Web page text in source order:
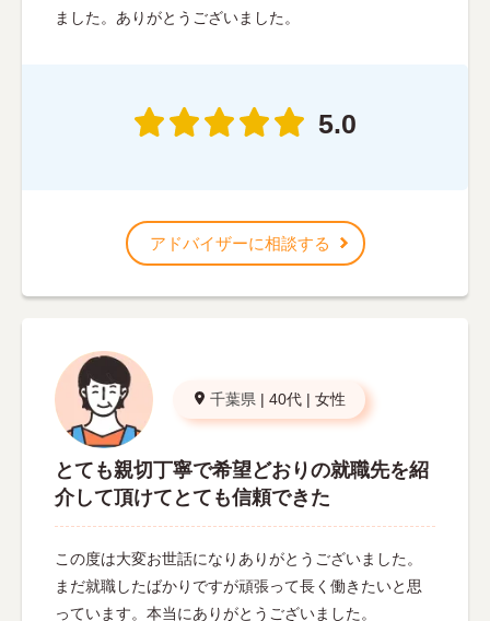
ました。ありがとうございました。
5.0
アドバイザーに相談する
千葉県 | 40代 | 女性
とても親切丁寧で希望どおりの就職先を紹
介して頂けてとても信頼できた
この度は大変お世話になりありがとうございました。
まだ就職したばかりですが頑張って長く働きたいと思
っています。本当にありがとうございました。